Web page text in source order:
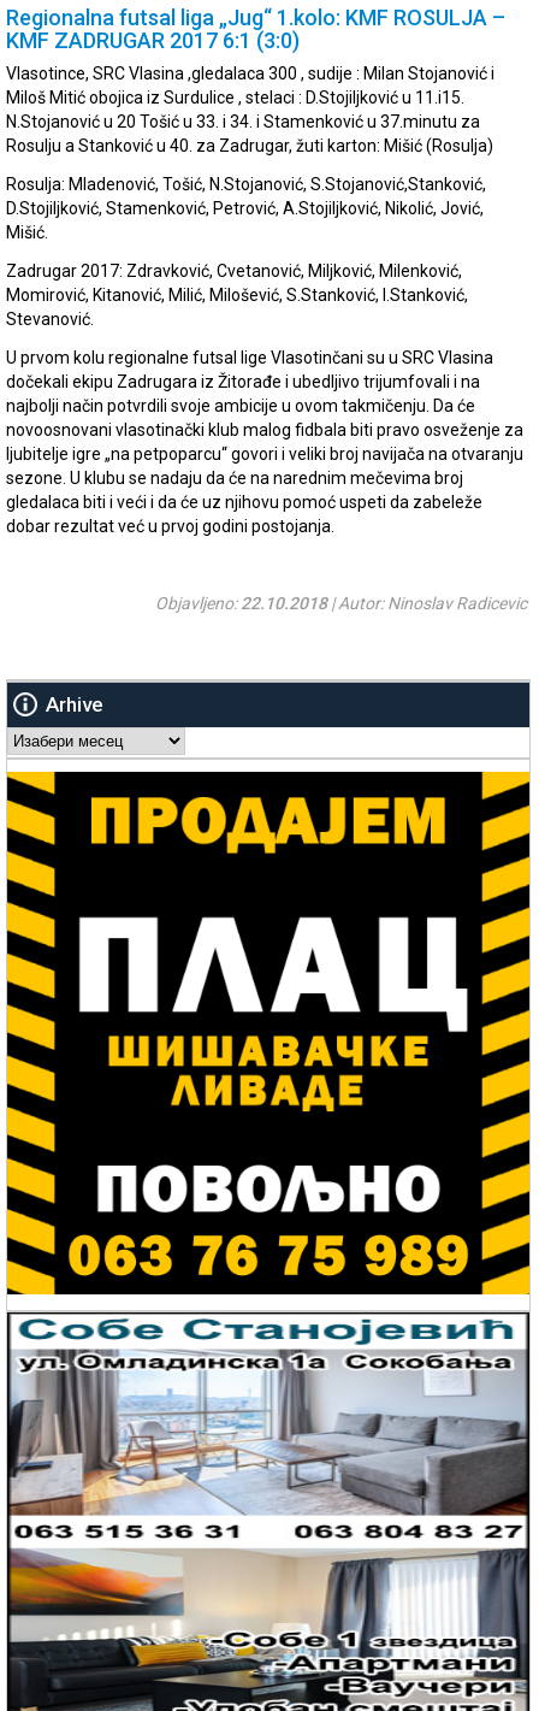
Regionalna futsal liga „Jug“ 1.kolo: KMF ROSULJA –
KMF ZADRUGAR 2017 6:1 (3:0)
Vlasotince, SRC Vlasina ,gledalaca 300 , sudije : Milan Stojanović i
Miloš Mitić obojica iz Surdulice , stelaci : D.Stojiljković u 11.i15.
N.Stojanović u 20 Tošić u 33. i 34. i Stamenković u 37.minutu za
Rosulju a Stanković u 40. za Zadrugar, žuti karton: Mišić (Rosulja)
Rosulja: Mladenović, Tošić, N.Stojanović, S.Stojanović,Stanković,
D.Stojiljković, Stamenković, Petrović, A.Stojiljković, Nikolić, Jović,
Mišić.
Zadrugar 2017: Zdravković, Cvetanović, Miljković, Milenković,
Momirović, Kitanović, Milić, Milošević, S.Stanković, I.Stanković,
Stevanović.
U prvom kolu regionalne futsal lige Vlasotinčani su u SRC Vlasina
dočekali ekipu Zadrugara iz Žitorađe i ubedljivo trijumfovali i na
najbolji način potvrdili svoje ambicije u ovom takmičenju. Da će
novoosnovani vlasotinački klub malog fidbala biti pravo osveženje za
ljubitelje igre „na petpoparcu“ govori i veliki broj navijača na otvaranju
sezone. U klubu se nadaju da će na narednim mečevima broj
gledalaca biti i veći i da će uz njihovu pomoć uspeti da zabeleže
dobar rezultat već u prvoj godini postojanja.
Objavljeno:22.10.2018| Autor: Ninoslav Radicevic
Arhive
Arhive